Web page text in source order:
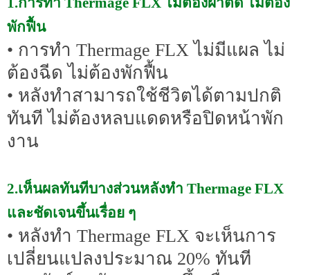
พักฟื้น
• การทำ Thermage FLX ไม่มีแผล ไม่
ต้องฉีด ไม่ต้องพักฟื้น
• หลังทำสามารถใช้ชีวิตได้ตามปกติ
ทันที ไม่ต้องหลบแดดหรือปิดหน้าพัก
งาน
2.เห็นผลทันทีบางส่วนหลังทำ Thermage FLX
และชัดเจนขึ้นเรื่อย ๆ
• หลังทำ Thermage FLX จะเห็นการ
เปลี่ยนแปลงประมาณ 20% ทันที